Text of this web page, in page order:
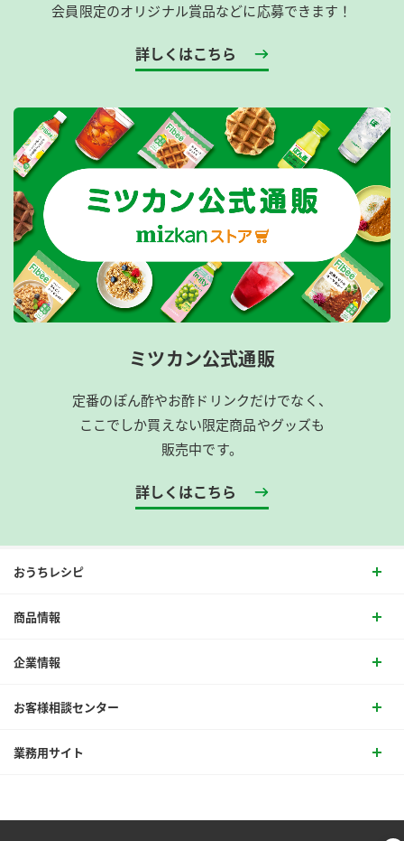
会員限定のオリジナル賞品などに応募できます！
詳しくはこちら
ミツカン公式通販
定番のぽん酢やお酢ドリンクだけでなく、
ここでしか買えない限定商品やグッズも
販売中です。
詳しくはこちら
おうちレシピ
商品情報
企業情報
お客様相談センター
業務用サイト